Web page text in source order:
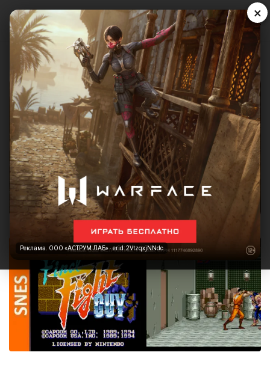
×
Реклама. ООО «АСТРУМ ЛАБ» · erid: 2VtzqxjNNdc
Реклама. ООО «АСТРУМ ЛАБ» · erid: 2VtzqxjNNdc